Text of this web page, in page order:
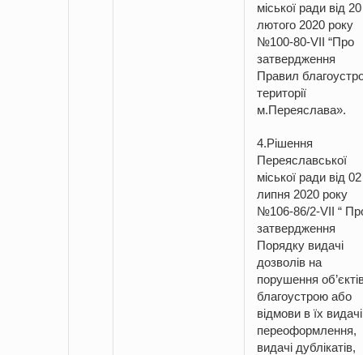
міської ради від 20
лютого 2020 року
№100-80-VII “Про
затвердження
Правил
території
м.Переяслава».
4.Рішення
Переяславської
міської ради від 02
липня 2020 року
№106-86/2-VII “
затвердження
Порядку видачі
дозволів на
порушення
благоустрою або
відмови в їх
переоформлення,
видачі дублікатів,